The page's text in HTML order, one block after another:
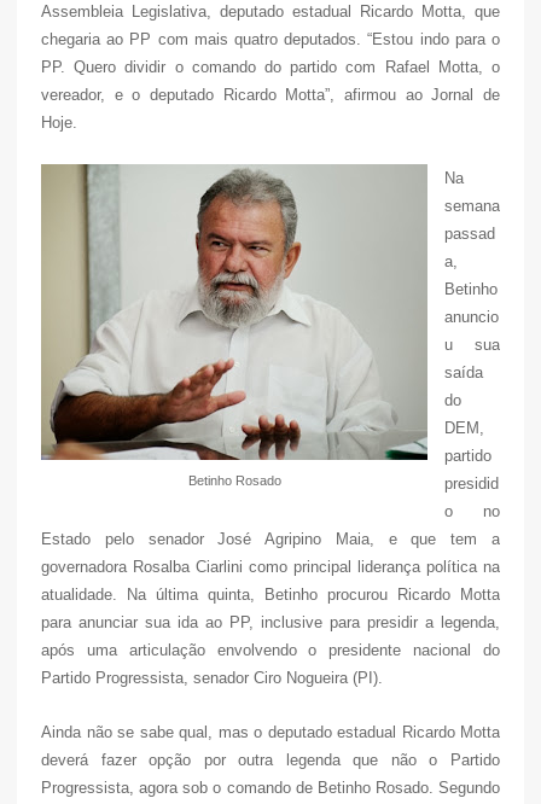
Assembleia Legislativa, deputado estadual Ricardo Motta, que
chegaria ao PP com mais quatro deputados. “Estou indo para o
PP. Quero dividir o comando do partido com Rafael Motta, o
vereador, e o deputado Ricardo Motta”, afirmou ao Jornal de
Hoje.
Betinho Rosado
Na
semana
passad
a,
Betinho
anuncio
u sua
saída
do
DEM,
partido
presidid
o no
Estado pelo senador José Agripino Maia, e que tem a
governadora Rosalba Ciarlini como principal liderança política na
atualidade. Na última quinta, Betinho procurou Ricardo Motta
para anunciar sua ida ao PP, inclusive para presidir a legenda,
após uma articulação envolvendo o presidente nacional do
Partido Progressista, senador Ciro Nogueira (PI).
Ainda não se sabe qual, mas o deputado estadual Ricardo Motta
deverá fazer opção por outra legenda que não o Partido
Progressista, agora sob o comando de Betinho Rosado. Segundo